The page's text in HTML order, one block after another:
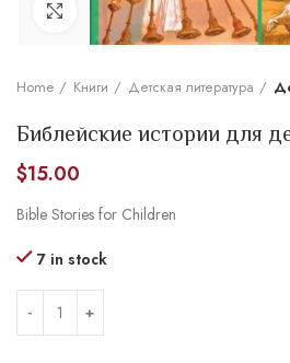
Увеличить
Home Книги Детская литература
Библейские истории для
$15.00
Bible Stories for Children
7 in stock